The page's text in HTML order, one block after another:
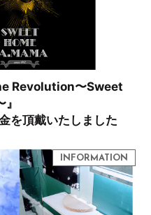
Revolution〜Sweet
を頂戴いたしました